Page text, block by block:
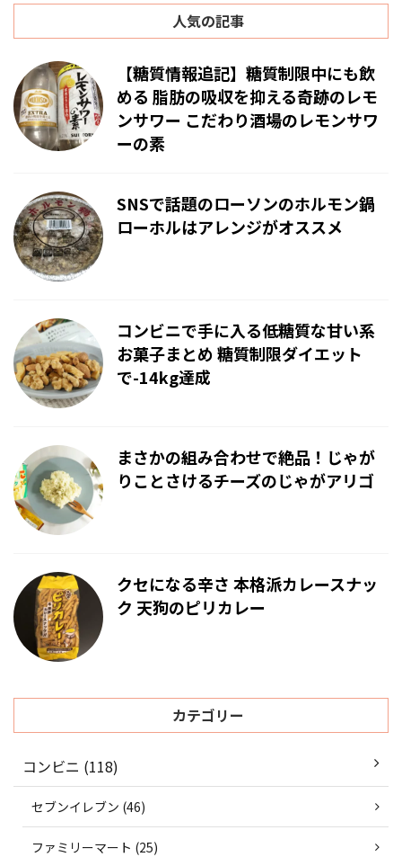
人気の記事
【糖質情報追記】糖質制限中にも飲
める 脂肪の吸収を抑える奇跡のレモ
ンサワー こだわり酒場のレモンサワ
ーの素
SNSで話題のローソンのホルモン鍋
ローホルはアレンジがオススメ
コンビニで手に入る低糖質な甘い系
お菓子まとめ 糖質制限ダイエット
で-14kg達成
まさかの組み合わせで絶品！じゃが
りことさけるチーズのじゃがアリゴ
クセになる辛さ 本格派カレースナッ
ク 天狗のピリカレー
カテゴリー
コンビニ (118)
セブンイレブン (46)
ファミリーマート (25)